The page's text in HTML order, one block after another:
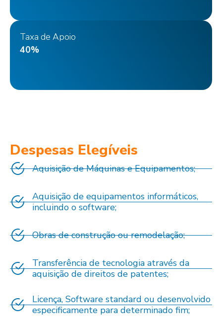
Taxa de Apoio
40%
Despesas Elegíveis
Aquisição de Máquinas e Equipamentos;
Aquisição de equipamentos informáticos,
incluindo o software;
Obras de construção ou remodelação;
Transferência de tecnologia através da
aquisição de direitos de patentes;
Licença, Software standard ou desenvolvido
especificamente para determinado fim;